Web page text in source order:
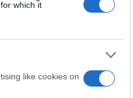
which it
like cookies on
prima